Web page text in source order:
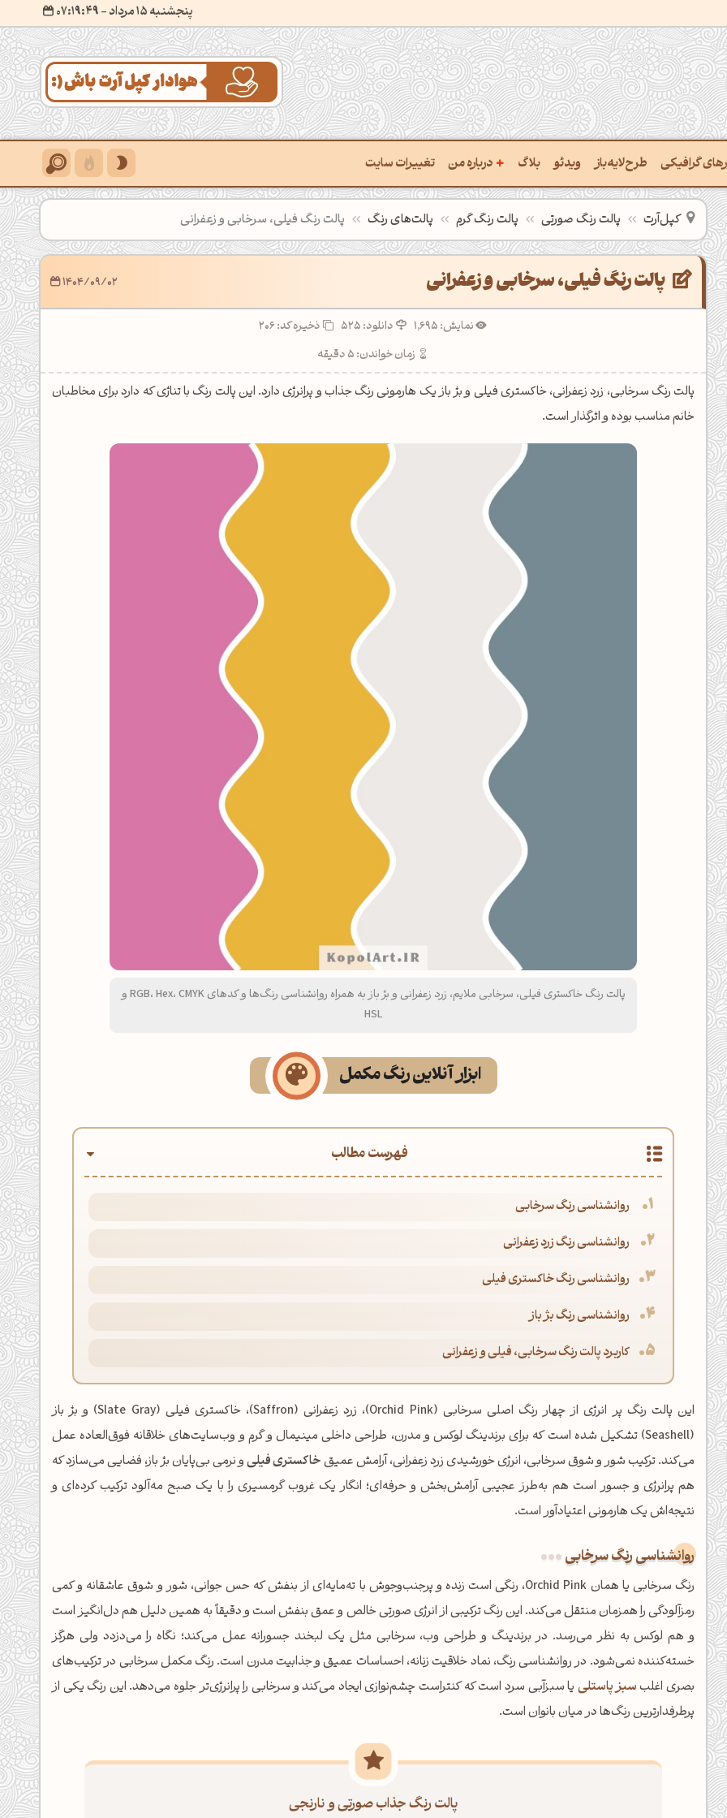
پنجشنبه 15 مرداد - ۰۷:۱۹:۵۲
گرافیکی
پالت از تصویر
رنگ‌ها باهم
یافتن نام رنگ با کد Hex
استخراج کد رنگ از عکس
ساخت پالت رنگ با هوش‌مصنوعی
کدهای رنگ
یافتن رنگ مکمل
مشاهده تمام ابزارها
طرح‌لایه‌باز ویدئو بلاگ + درباره من
درباره‌من
سفارش پروژه
تماس با ‌من
سوالات متداول‌‌
تغییرات سایت
کپل‌آرت پالت‌های رنگ پالت رنگ گرم پالت رنگ صورتی پالت رنگ فیلی، سرخابی و زعفرانی
پالت رنگ فیلی، سرخابی و زعفرانی 1404/09/02
نمایش: 1,695 دانلود: 525
ذخیره کد: 206
زمان خواندن: 5 دقیقه
پالت رنگ سرخابی، زرد زعفرانی، خاکستری فیلی و بژ باز یک هارمونی رنگ جذاب و پرانرژی دارد. این پالت رنگ با تناژی که دارد برای مخاطبان
خانم مناسب بوده و اثرگذار است.
پالت رنگ خاکستری فیلی، سرخابی ملایم، زرد زعفرانی و بژ باز به همراه روانشناسی رنگ‌ها و کدهای RGB، Hex، CMYK و
HSL
ابزار آنلاین رنگ مکمل
فهرست مطالب
روانشناسی رنگ سرخابی
روانشناسی رنگ زرد زعفرانی
روانشناسی رنگ خاکستری فیلی
روانشناسی رنگ بژ باز
کاربرد پالت رنگ سرخابی، فیلی و زعفرانی
این پالت رنگ پر انرژی از چهار رنگ اصلی سرخابی (Orchid Pink)، زرد زعفرانی (Saffron)، خاکستری فیلی (Slate Gray) و بژ باز
(Seashell) تشکیل شده است که برای برندینگ لوکس و مدرن، طراحی داخلی مینیمال و گرم و وب‌سایت‌های خلاقانه فوق‌العاده عمل
می‌کند. ترکیب شور و شوق سرخابی، انرژی خورشیدی زرد زعفرانی، آرامش عمیقخاکستری فیلیو نرمی بی‌پایان بژ باز، فضایی می‌سازد که
هم پرانرژی و جسور است هم به‌طرز عجیبی آرامش‌بخش و حرفه‌ای؛ انگار یک غروب گرمسیری را با یک صبح مه‌آلود ترکیب کرده‌ای و
نتیجه‌اش یک هارمونی اعتیادآور است.
روانشناسی رنگ سرخابی
رنگ سرخابی یا همان Orchid Pink، رنگی است زنده و پرجنب‌وجوش با ته‌مایه‌ای از بنفش که حس جوانی، شور و شوق عاشقانه و کمی
رمزآلودگی را همزمان منتقل می‌کند. این رنگ ترکیبی از انرژی صورتی خالص و عمق بنفش است و دقیقاً به همین دلیل هم دل‌انگیز است
و هم لوکس به نظر می‌رسد. در برندینگ و طراحی وب، سرخابی مثل یک لبخند جسورانه عمل می‌کند؛ نگاه را می‌دزدد ولی هرگز
خسته‌کننده نمی‌شود. در روانشناسی رنگ، نماد خلاقیت زنانه، احساسات عمیق و جذابیت مدرن است. رنگ مکمل سرخابی در ترکیب‌های
بصری اغلبسبز پاستلییا سبزآبی سرد است که کنتراست چشم‌نوازی ایجاد می‌کند و سرخابی را پرانرژی‌تر جلوه می‌دهد. این رنگ یکی از
پرطرفدارترین رنگ‌ها در میان بانوان است.
پالت رنگ جذاب صورتی و نارنجی
کپل‌آرت رو دنبال کن!